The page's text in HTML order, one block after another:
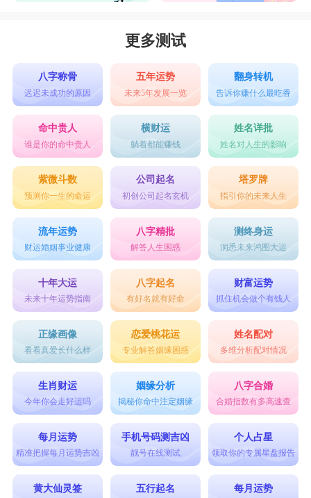
更多测试
八字称骨
迟迟未成功的原因
五年运势
未来5年发展一览
翻身转机
告诉你赚什么最吃香
命中贵人
谁是你的命中贵人
横财运
躺着都能赚钱
姓名详批
姓名对人生的影响
紫微斗数
预测你一生的命运
公司起名
初创公司起名玄机
塔罗牌
指引你的未来人生
流年运势
财运婚姻事业健康
八字精批
解答人生困惑
测终身运
洞悉未来鸿图大运
十年大运
未来十年运势指南
八字起名
有好名就有好命
财富运势
抓住机会做个有钱人
正缘画像
看看真爱长什么样
恋爱桃花运
专业解答姻缘困惑
姓名配对
多维分析配对情况
生肖财运
今年你会走好运吗
姻缘分析
揭秘你命中注定姻缘
八字合婚
合婚指数有多高速查
每月运势
精准把握每月运势吉凶
手机号码测吉凶
靓号在线测试
个人占星
领取你的专属星盘报告
黄大仙灵签 五行起名 每月运势